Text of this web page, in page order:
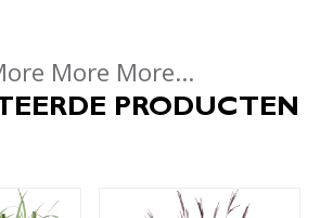
More More...
PRODUCTEN